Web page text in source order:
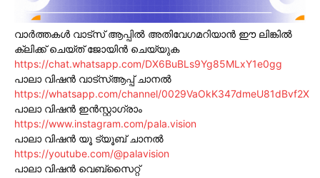
വാർത്തകൾ വാട്സ് ആപ്പിൽ അതിവേഗമറിയാൻ ഈ ലിങ്കിൽ
ക്ലിക്ക് ചെയ്ത് ജോയിൻ ചെയ്യുക
https://chat.whatsapp.com/DX6BuBLs9Yg85MLxY1e0gg
പാലാ വിഷൻ വാട്സ്ആപ്പ് ചാനൽ
https://whatsapp.com/channel/0029VaOkK347dmeU81dBvf2X
പാലാ വിഷൻ ഇൻസ്റ്റാഗ്രാം
https://www.instagram.com/pala.vision
പാലാ വിഷൻ യൂ ട്യൂബ് ചാനൽ
https://youtube.com/@palavision
പാലാ വിഷൻ വെബ്സൈറ്റ്